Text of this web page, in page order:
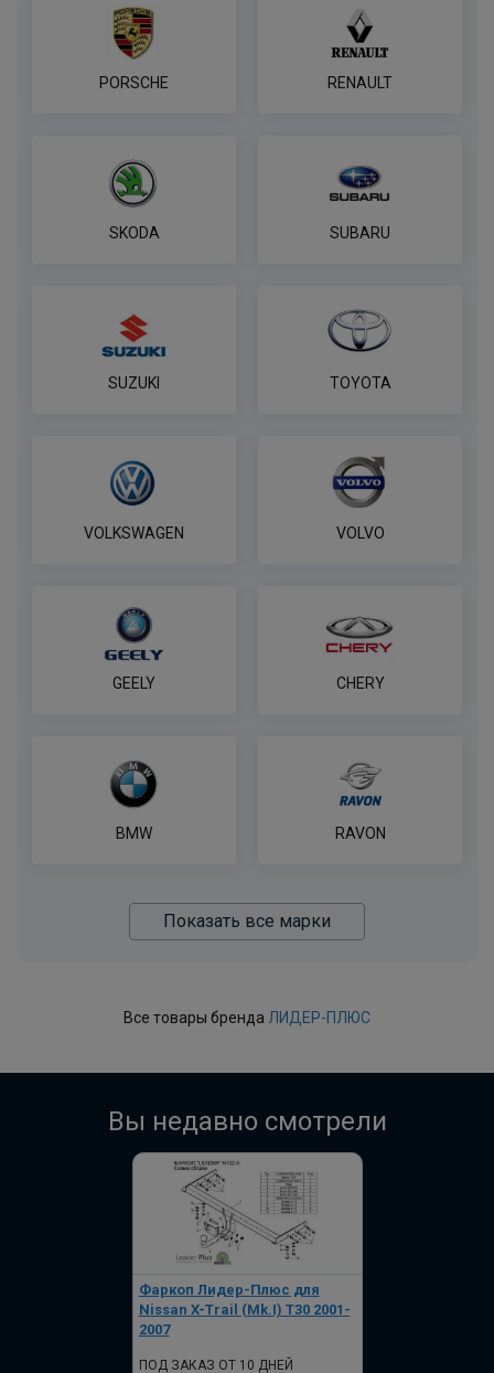
7-контактная розетка Brink
ПОД ЗАКАЗ ОТ 14 ДНЕЙ
по запросу
Комплект электропроводки
КонцептАвто для ТСУ 7 контактная
ПОД ЗАКАЗ ОТ 14 ДНЕЙ
Полный комплект электропроводки
по запросу
PORSCHE RENAULT
SKODA SUBARU
SUZUKI TOYOTA
VOLKSWAGEN VOLVO
GEELY CHERY
BMW RAVON
Показать все марки
Все товары бренда ЛИДЕР-ПЛЮС
Вы недавно смотрели
Фаркоп Лидер-Плюс для
Nissan X-Trail (Mk.I) T30 2001-
2007
ПОД ЗАКАЗ ОТ 10 ДНЕЙ